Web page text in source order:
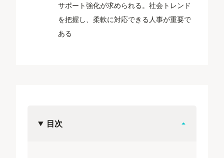
サポート強化が求められる。社会トレンド
を把握し、柔軟に対応できる人事が重要で
ある
目次